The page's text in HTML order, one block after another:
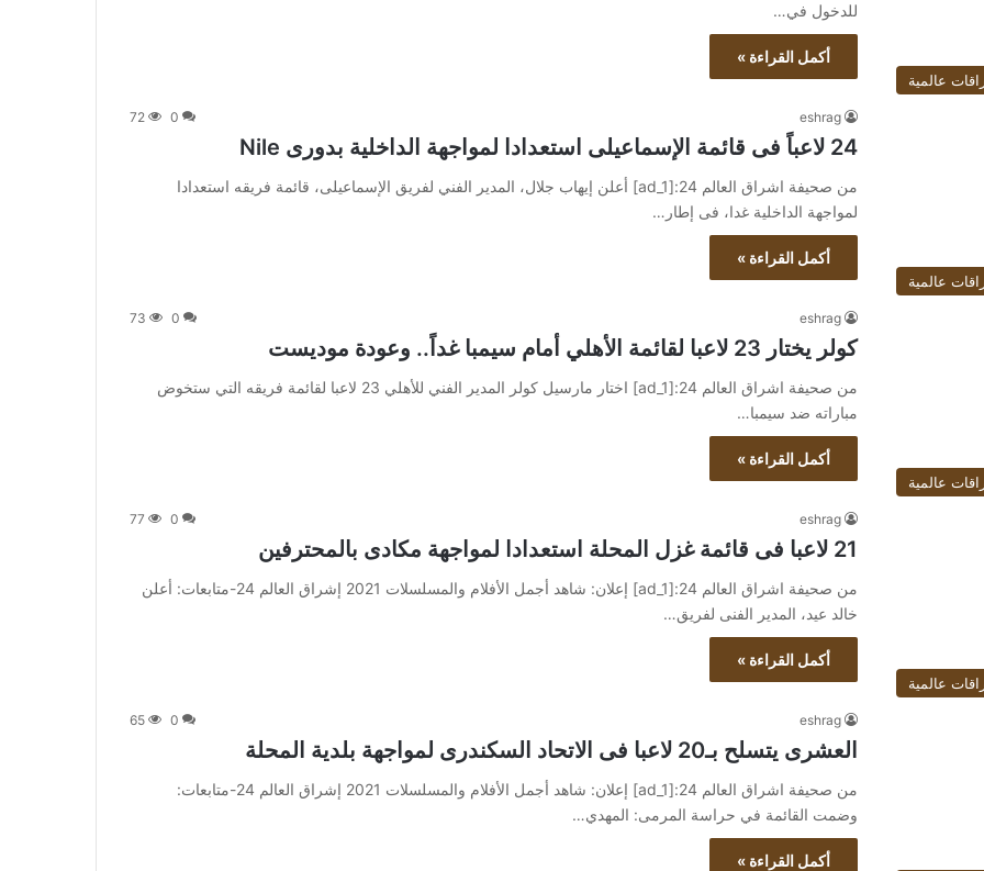
للدخول في…
أكمل القراءة »
عالمية
eshrag
0
72
24 لاعباً فى قائمة الإسماعيلى استعدادا لمواجهة الداخلية بدورى Nile
من صحيفة اشراق العالم 24:[ad_1] أعلن إيهاب جلال، المدير الفني لفريق الإسماعيلى، قائمة فريقه استعدادا
لمواجهة الداخلية غدا، فى إطار…
أكمل القراءة »
عالمية
eshrag
0
73
كولر يختار 23 لاعبا لقائمة الأهلي أمام سيمبا غداً.. وعودة موديست
من صحيفة اشراق العالم 24:[ad_1] اختار مارسيل كولر المدير الفني للأهلي 23 لاعبا لقائمة فريقه التي ستخوض
مباراته ضد سيمبا…
أكمل القراءة »
عالمية
eshrag
0
77
21 لاعبا فى قائمة غزل المحلة استعدادا لمواجهة مكادى بالمحترفين
من صحيفة اشراق العالم 24:[ad_1] إعلان: شاهد أجمل الأفلام والمسلسلات 2021 إشراق العالم 24-متابعات: أعلن
خالد عيد، المدير الفنى لفريق…
أكمل القراءة »
عالمية
eshrag
0
65
العشرى يتسلح بـ20 لاعبا فى الاتحاد السكندرى لمواجهة بلدية المحلة
من صحيفة اشراق العالم 24:[ad_1] إعلان: شاهد أجمل الأفلام والمسلسلات 2021 إشراق العالم 24-متابعات:
وضمت القائمة في حراسة المرمى: المهدي…
أكمل القراءة »